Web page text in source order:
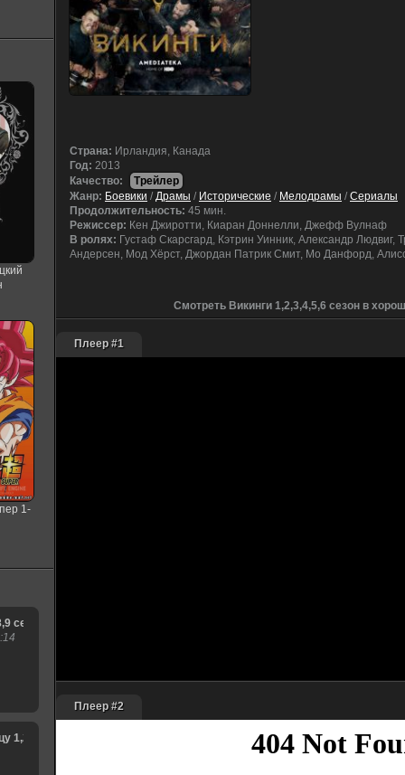
Cтрана: Ирландия, Канада
Год: 2013
Качество:
Трейлер
Жанр: Боевики / Драмы / Исторические / Мелодрамы / Сериалы
Продолжительность: 45 мин.
Режиссер: Кен Джиротти, Киаран Доннелли, Джефф Вулнаф
В ролях: Густаф Скарсгард, Кэтрин Уинник, Александр
Андерсен, Мод Хёрст, Джордан Патрик Смит, Мо Данфорд,
Смотреть Викинги 1,2,3,4,5,6 сезон в
Плеер #1
Плеер #2
1-
сезон
1,2,3,4,5,6,7,8,9,10,11,12,13,14,15 сезон